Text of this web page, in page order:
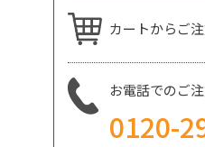
カートからご
お電話でのご
0120-